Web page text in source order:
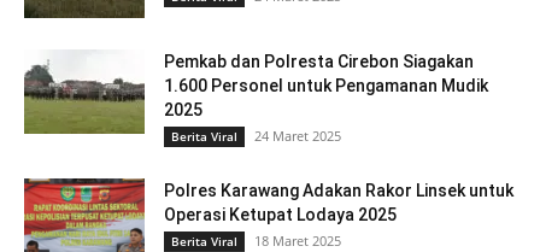
Pemkab dan Polresta Cirebon Siagakan
1.600 Personel untuk Pengamanan Mudik
2025
Berita Viral 24 Maret 2025
Polres Karawang Adakan Rakor Linsek untuk
Operasi Ketupat Lodaya 2025
Berita Viral 18 Maret 2025